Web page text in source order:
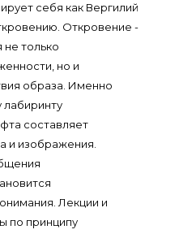
себя как Вергилий
Откровение -
только
но и
образа. Именно
составляет
и изображения.
Лекции и
по принципу